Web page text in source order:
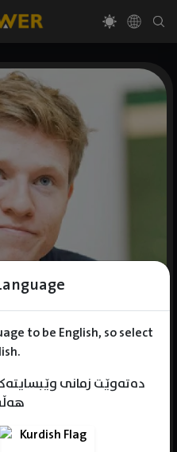
to be English, so select
دەتەوێت زمانی